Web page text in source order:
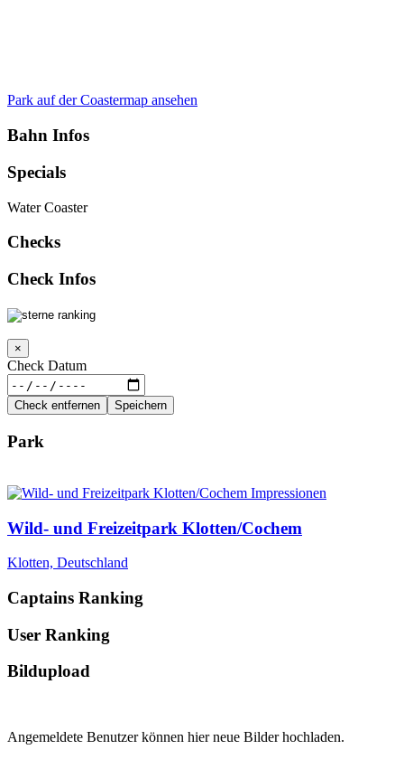
Park auf der Coastermap ansehen
Bahn Infos
Specials
Water Coaster
Checks
Check Infos
×
Check Datum
Check entfernen Speichern
Park
Wild- und Freizeitpark Klotten/Cochem
Klotten, Deutschland
Captains Ranking
User Ranking
Bildupload
Angemeldete Benutzer können hier neue Bilder hochladen.